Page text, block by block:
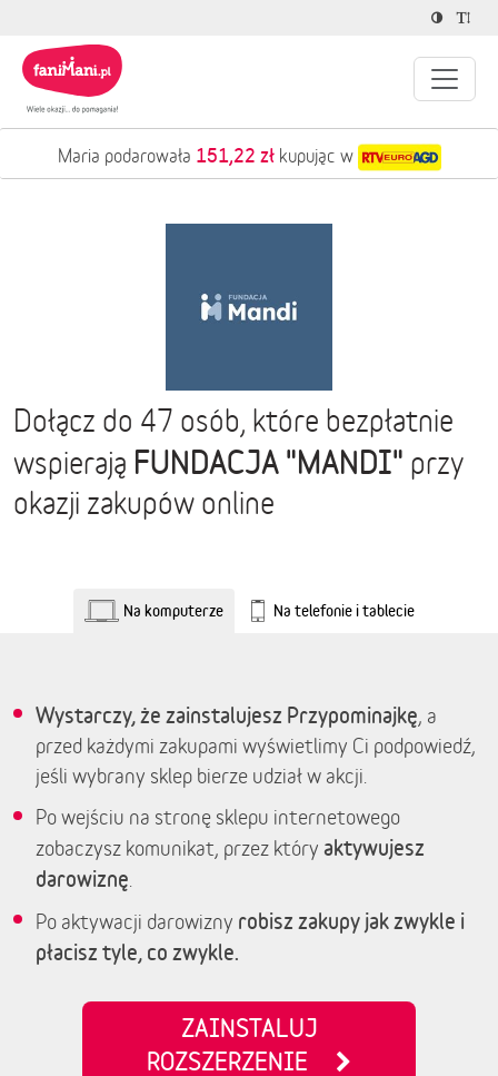
Maria podarowała 151,22 złkupując w
Dołącz do 47 osób, które bezpłatnie
wspierają FUNDACJA "MANDI" przy
okazji zakupów online
Na komputerze Na telefonie i tablecie
Wystarczy, że zainstalujesz Przypominajkę, a
przed każdymi zakupami wyświetlimy Ci podpowiedź,
jeśli wybrany sklep bierze udział w akcji.
Po wejściu na stronę sklepu internetowego
zobaczysz komunikat, przez który aktywujesz
darowiznę
Po aktywacji darowizny robisz zakupy jak zwykle i
płacisz tyle, co zwykle.
ZAINSTALUJ
ROZSZERZENIE